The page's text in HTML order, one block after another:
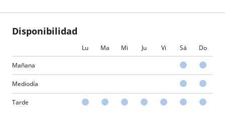
Disponibilidad
Lu Ma Mi Ju Vi Sá Do
Mañana
Mediodía
Tarde